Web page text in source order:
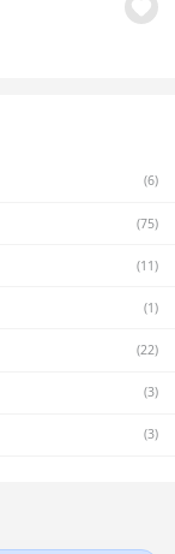
(6)
(75)
(11)
(1)
(22)
(3)
(3)